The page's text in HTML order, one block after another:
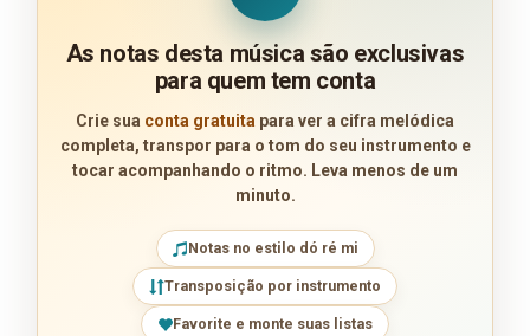
As notas desta música são exclusivas
para quem tem conta
Crie sua conta gratuita para ver a cifra melódica
completa, transpor para o tom do seu instrumento e
tocar acompanhando o ritmo. Leva menos de um
minuto.
Notas no estilo dó ré mi
Transposição por instrumento
Favorite e monte suas listas